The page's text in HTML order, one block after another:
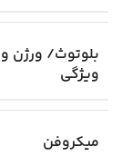
بلوتوث/ ورژن و
ویژگی
میکروفن